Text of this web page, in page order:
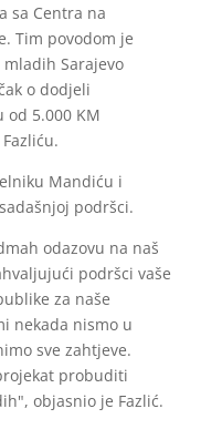
sa Centra na
Tim povodom je
Sarajevo
o dodjeli
5.000 KM
Mandiću i
podršci.
odazovu na naš
podršci vaše
za naše
nekada nismo u
sve zahtjeve.
probuditi
objasnio je Fazlić.